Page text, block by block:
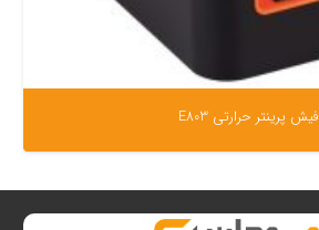
فیش پرینتر حرارتی E803